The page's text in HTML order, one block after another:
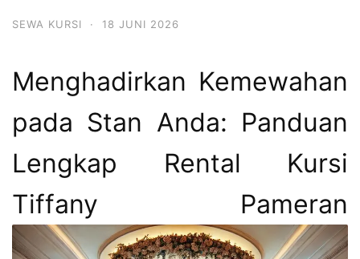
SEWA KURSI · 18 JUNI 2026
Menghadirkan Kemewahan
pada Stan Anda: Panduan
Lengkap Rental Kursi
Tiffany Pameran